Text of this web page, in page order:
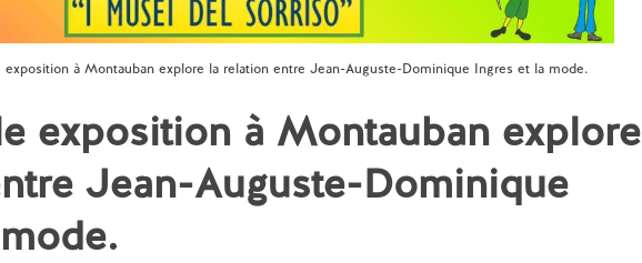
exposition à Montauban explore la relation entre Jean-Auguste-Dominique Ingres et la mode.
exposition à Montauban explore
Jean-Auguste-Dominique